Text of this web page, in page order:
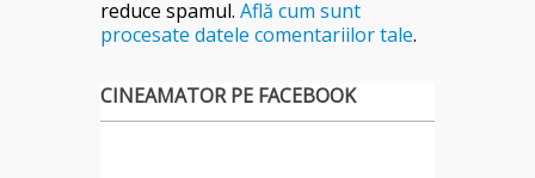
reduce spamul. Află cum sunt
procesate datele comentariilor tale.
CINEAMATOR PE FACEBOOK